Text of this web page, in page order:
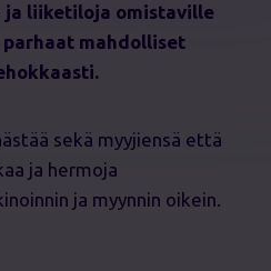
ja liiketiloja omistaville
mahdolliset
sekä myyjiensä että
ja hermoja
ja myynnin oikein.